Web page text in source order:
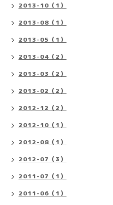
2013-10（1）
2013-08（1）
2013-05（1）
2013-04（2）
2013-03（2）
2013-02（2）
2012-12（2）
2012-10（1）
2012-08（1）
2012-07（3）
2011-07（1）
2011-06（1）